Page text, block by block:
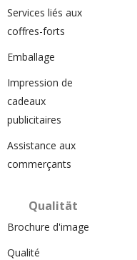
Services liés aux
coffres-forts
Emballage
Impression de
cadeaux
publicitaires
Assistance aux
commerçants
Qualität
Brochure d'image
Qualité